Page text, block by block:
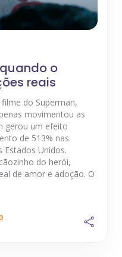
o
reais
do Superman,
movimentou as
gerou um efeito
de 513% nas
Estados Unidos.
do herói,
de amor e adoção. O